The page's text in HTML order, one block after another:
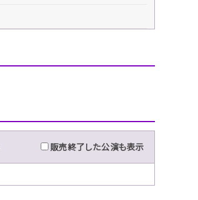
販売終了した公演も表示